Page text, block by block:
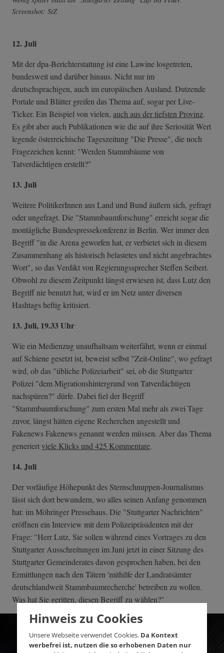
Screenshot: StZ
12. Juli
Mit der dpa-Berichterstattung ist eine Lawine losgetreten,
bundesweit und darüber hinaus. Nicht nur im
deutschsprachigen, auch im europäischen Ausland. Dutzende
Portale und Blätter greifen das Thema auf, sogar per Live-
Ticker. Ein Beispiel von vielen, auch aus der tiefsten Provinz.
Es gibt aber auch Publikationen wie die auf ihre Seriosität Wert
legende österreichische Tageszeitung "Die Presse", die noch
Fragezeichen kennt: "Werden Stammbäume von
Tatverdächtigen erstellt?"
13. Juli
Weitere PolitikerInnen aus Land und Bund äußern sich, gefragt
oder ungefragt. Die "Stammbaumforschung" erreicht sogar die
montägliche Bundespressekonferenz in Berlin. Wer immer den
Begriff "in die Arena geworfen hat, er verbietet sich in diesem
Zusammenhang als historisch belastetes und nicht angebrachtes
Wort", so das Verdikt von Regierungssprecher Steffen Seibert.
Obwohl zu diesem Zeitpunkt längst erwiesen ist, dass Lutz den
Begriff nie benutzt hat, wird er im Netz unter diversen
Hashtags heftig kritisiert.
13. Juli, 19.33 Uhr
Wie ein Medienzug unaufhaltsam weiterfährt, wenn er einmal
auf Schiene gesetzt ist, beweist selbst "Zeit-Online", wo gefragt
wird, ob das "übliche Polizeiarbeit" sei, ob die Stuttgarter
Polizei "dem Migrationshintergrund von Tatverdächtigen
nachspüren?" dürfe. Dabei fiel der Begriff
"Stammbaumforschung" zum ersten Mal mehr als zwei Tage
zuvor, längst hätten eigene Recherchen angestellt und
Fakenews Fakenews genannt werden müssen. Aber das Thema
generiertviele Klicks und 425 Kommentare.
14. Juli
Der vorläufige Höhepunkt des Sternschnuppen-Journalismus
lässt sich dort bewundern, wo alles seinen Anfang genommen
hat: im Möhringer Pressehaus. Die "Stuttgarter Nachrichten"
eröffnen ein Interview mit dem Polizeipräsidenten mit der
Frage: "Herr Lutz, Sie sollen während eines Vortrages zu den
Stuttgarter Ausschreitungen im Juni jetzt in einer Sitzung des
Stuttgarter Gemeinderates davon gesprochen haben, bei den
Ermittlungen nach den Tätern 'mithilfe der Landratsämter
deutschlandweit Stammbaumrecherche' betreiben zu wollen.
Was hat Sie geritten, diesen Begriff zu wählen?"
Hinweis zu Cookies
Unsere Webseite verwendet Cookies. Da Kontext
werbefrei ist, nutzen die so erhobenen Daten nur